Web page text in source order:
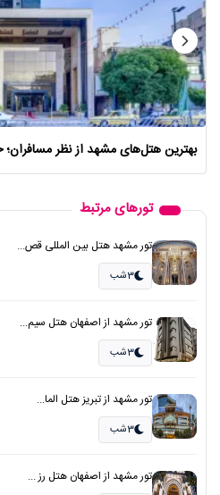
بهترین هتل‌های مشهد از نظر مسافران؛
تورهای مرتبط
تور مشهد هتل بین المللی قص...
3شب
تور مشهد از اصفهان هتل سیم...
3شب
تور مشهد از تبریز هتل الما...
3شب
تور مشهد از اصفهان هتل رز ...